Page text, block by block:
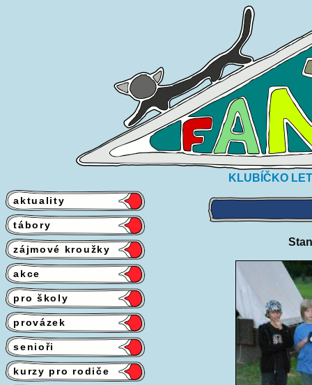
KLUBÍČKO
aktuality
tábory
zájmové kroužky
akce
pro školy
provázek
senioři
kurzy pro rodiče